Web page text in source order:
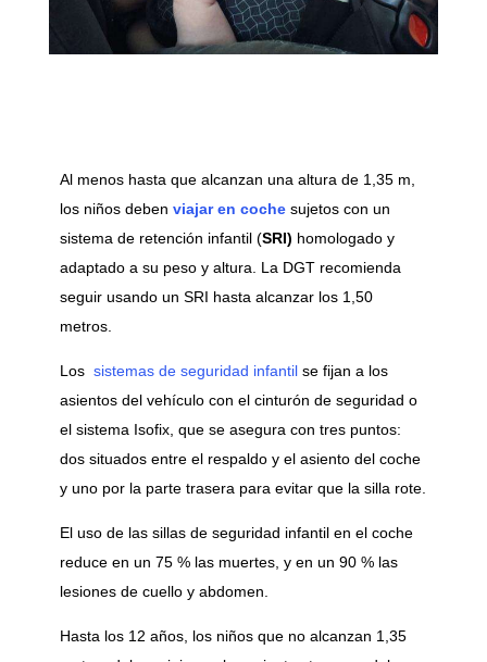
Al menos hasta que alcanzan una altura de 1,35 m,
los niños deben viajar en coche sujetos con un
sistema de retención infantil (SRI) homologado y
adaptado a su peso y altura. La DGT recomienda
seguir usando un SRI hasta alcanzar los 1,50
metros.
Los sistemas de seguridad infantilse fijan a los
asientos del vehículo con el cinturón de seguridad o
el sistema Isofix, que se asegura con tres puntos:
dos situados entre el respaldo y el asiento del coche
y uno por la parte trasera para evitar que la silla rote.
El uso de las sillas de seguridad infantil en el coche
reduce en un 75 % las muertes, y en un 90 % las
lesiones de cuello y abdomen.
Hasta los 12 años, los niños que no alcanzan 1,35